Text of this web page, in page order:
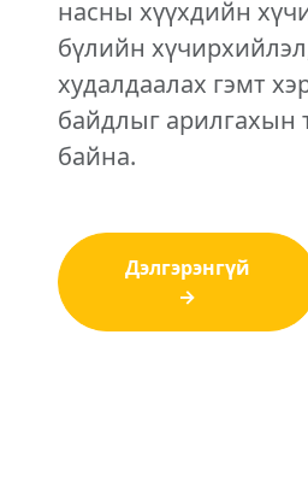
насны хүүхдийн
бүлийн
худалдаалах гэмт
байдлыг арилгахын
байна.
Дэлгэрэнгүй
→